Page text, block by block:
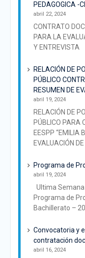
PEDAGOGICA -
abril 22, 2024
CONTRATO
PARA LA
Y ENTREVISTA
RELACIÓN DE
PÚBLICO
RESUMEN DE
abril 19, 2024
RELACIÓN DE
PÚBLICO PARA
EESPP “EMILIA
EVALUACIÓN
Programa de
abril 19, 2024
Ultima
Programa de
Bachillerato –
Convocatoria y
contratación
abril 16, 2024